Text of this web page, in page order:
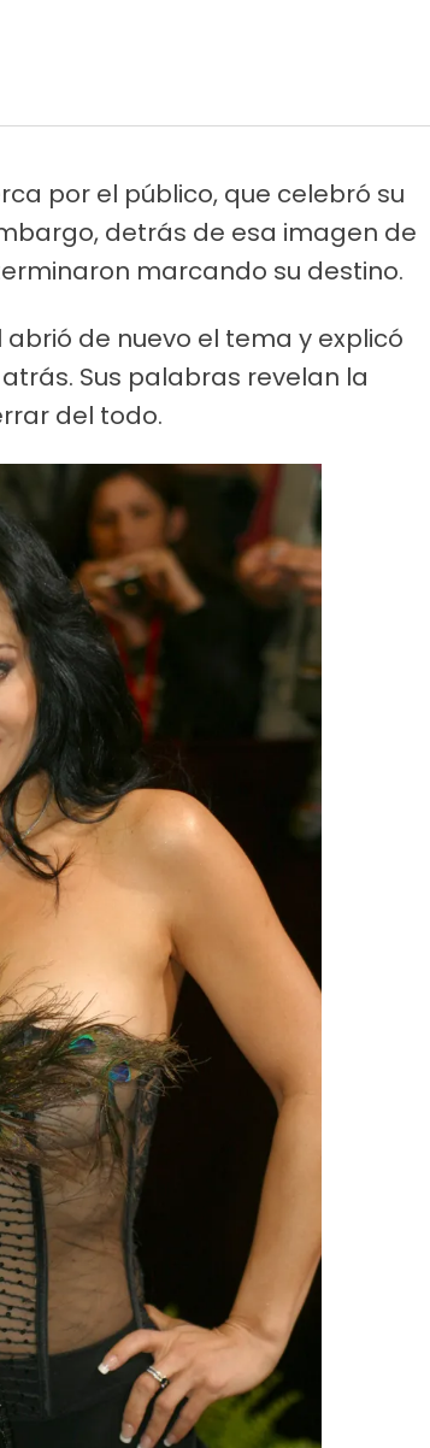
por el público, que celebró su
detrás de esa imagen de
marcando su destino.
de nuevo el tema y explicó
Sus palabras revelan la
del todo.